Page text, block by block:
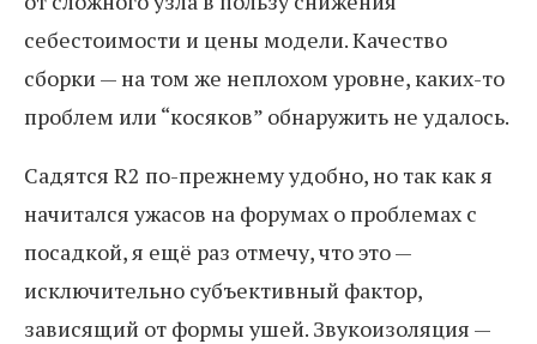
себестоимости и цены модели. Качество
сборки — на том же неплохом уровне, каких-то
проблем или “косяков” обнаружить не удалось.
Садятся R2 по-прежнему удобно, но так как я
начитался ужасов на форумах о проблемах с
посадкой, я ещё раз отмечу, что это —
исключительно субъективный фактор,
зависящий от формы ушей. Звукоизоляция —